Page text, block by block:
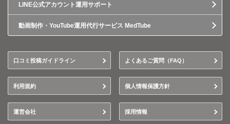
LINE公式アカウント運用サポート
動画制作・YouTube運用代行サービス MedTube
口コミ投稿ガイドライン よくあるご質問（FAQ）
利用規約 個人情報保護方針
運営会社 採用情報